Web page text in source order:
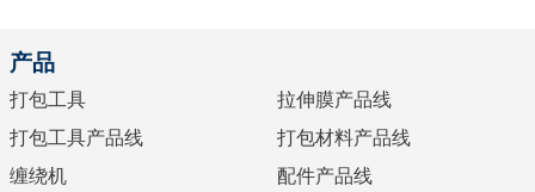
产品
打包工具
打包工具产品线
缠绕机
拉伸膜产品线
打包材料产品线
配件产品线